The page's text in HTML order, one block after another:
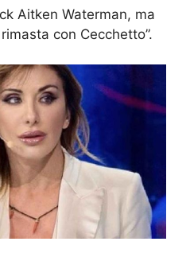
Aitken Waterman, ma
con Cecchetto”.